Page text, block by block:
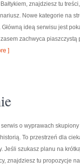
znajdziesz tu
Nowe kategorie na
Główną ideą serwisu jest
zachwyca
]
o wyprawach
To przestrzeń dla
Jeśli szukasz planu na
znajdziesz tu propozycje